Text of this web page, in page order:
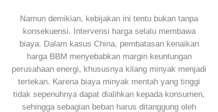
Namun demikian, kebijakan ini tentu bukan tanpa
konsekuensi. Intervensi harga selalu membawa
biaya. Dalam kasus China, pembatasan kenaikan
harga BBM menyebabkan margin keuntungan
perusahaan energi, khususnya kilang minyak menjadi
tertekan. Karena biaya minyak mentah yang tinggi
tidak sepenuhnya dapat dialihkan kepada konsumen,
sehingga sebagian beban harus ditanggung oleh